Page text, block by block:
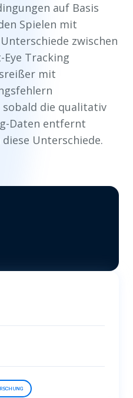
auf Basis
Spielen mit
zwischen
Tracking
mit
die qualitativ
Daten entfernt
Unterschiede.